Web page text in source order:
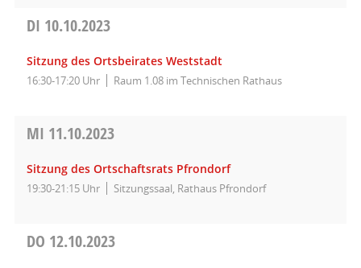
DI 10.10.2023
Sitzung des Ortsbeirates Weststadt
16:30-17:20 Uhr Raum 1.08 im Technischen Rathaus
MI 11.10.2023
Sitzung des Ortschaftsrats Pfrondorf
19:30-21:15 Uhr Sitzungssaal, Rathaus Pfrondorf
DO 12.10.2023